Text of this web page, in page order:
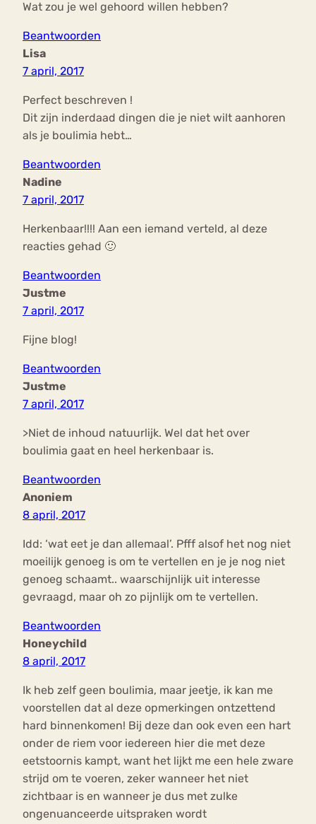
Wat zou je wel gehoord willen hebben?
Beantwoorden
Lisa
7 april, 2017
Perfect beschreven !
Dit zijn inderdaad dingen die je niet wilt aanhoren
als je boulimia hebt…
Beantwoorden
Nadine
7 april, 2017
Herkenbaar!!!! Aan een iemand verteld, al deze
reacties gehad 🙂
Beantwoorden
Justme
7 april, 2017
Fijne blog!
Beantwoorden
Justme
7 april, 2017
>Niet de inhoud natuurlijk. Wel dat het over
boulimia gaat en heel herkenbaar is.
Beantwoorden
Anoniem
8 april, 2017
Idd: ‘wat eet je dan allemaal’. Pfff alsof het nog niet
moeilijk genoeg is om te vertellen en je je nog niet
genoeg schaamt.. waarschijnlijk uit interesse
gevraagd, maar oh zo pijnlijk om te vertellen.
Beantwoorden
Honeychild
8 april, 2017
Ik heb zelf geen boulimia, maar jeetje, ik kan me
voorstellen dat al deze opmerkingen ontzettend
hard binnenkomen! Bij deze dan ook even een hart
onder de riem voor iedereen hier die met deze
eetstoornis kampt, want het lijkt me een hele zware
strijd om te voeren, zeker wanneer het niet
zichtbaar is en wanneer je dus met zulke
ongenuanceerde uitspraken wordt